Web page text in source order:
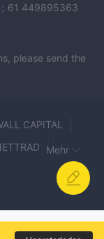
61 449895363
please send the
CAPITAL
BAAFX
Aether Capital
Mehr